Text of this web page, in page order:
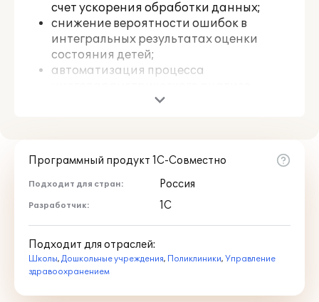
счет ускорения обработки данных;
снижение вероятности ошибок в
интегральных результатах оценки
состояния детей;
автоматизация процесса
Функциональные возможности
В программе возможно вести учет и
хранить следующие данные:
медицинские сведения о ребенке,
контактная информация, данные о
местах учебы;
данные о зафиксированных
состояниях здоровья детей, жалобы и
Программный продукт 1С-Совместно
Подходит для стран: Россия
Разработчик: 1С
Подходит для отраслей:
Школы, Дошкольные учреждения, Поликлиники, Управление
здравоохранением